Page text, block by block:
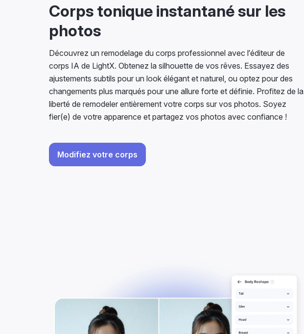
Corps tonique instantané sur les
photos
Découvrez un remodelage du corps professionnel avec l’éditeur de
corps IA de LightX. Obtenez la silhouette de vos rêves. Essayez des
ajustements subtils pour un look élégant et naturel, ou optez pour des
changements plus marqués pour une allure forte et définie. Profitez de la
liberté de remodeler entièrement votre corps sur vos photos. Soyez
fier(e) de votre apparence et partagez vos photos avec confiance !
Modifiez votre corps